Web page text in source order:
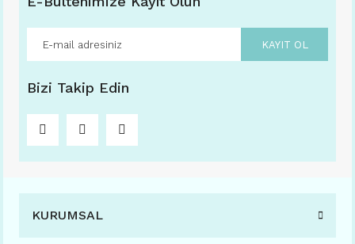
KAYIT OL
Bizi Takip Edin
KURUMSAL